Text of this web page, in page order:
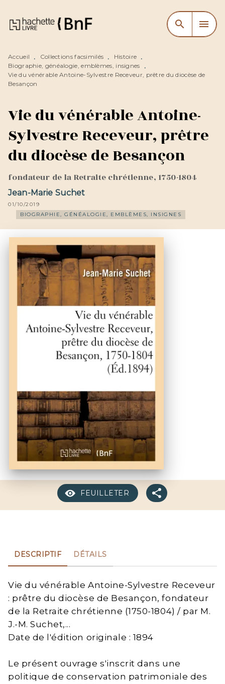
MENU RECHERCHE
CONTENU
search menu
Accueil • Collections facsimilés • Histoire •
Biographie, généalogie, emblèmes, insignes
•
Vie du vénérable Antoine-Sylvestre Receveur, prêtre du diocèse de
Besançon
Vie du vénérable Antoine-
Sylvestre Receveur, prêtre
du diocèse de Besançon
fondateur de la Retraite chrétienne, 1750-1804
Jean-Marie Suchet
01/10/2019
BIOGRAPHIE, GÉNÉALOGIE, EMBLÈMES, INSIGNES
FEUILLETER
DESCRIPTIF DÉTAILS
Vie du vénérable Antoine-Sylvestre Receveur
: prêtre du diocèse de Besançon, fondateur
de la Retraite chrétienne (1750-1804) / par M.
J.-M. Suchet,...
Date de l'édition originale : 1894
Le présent ouvrage s'inscrit dans une
politique de conservation patrimoniale des